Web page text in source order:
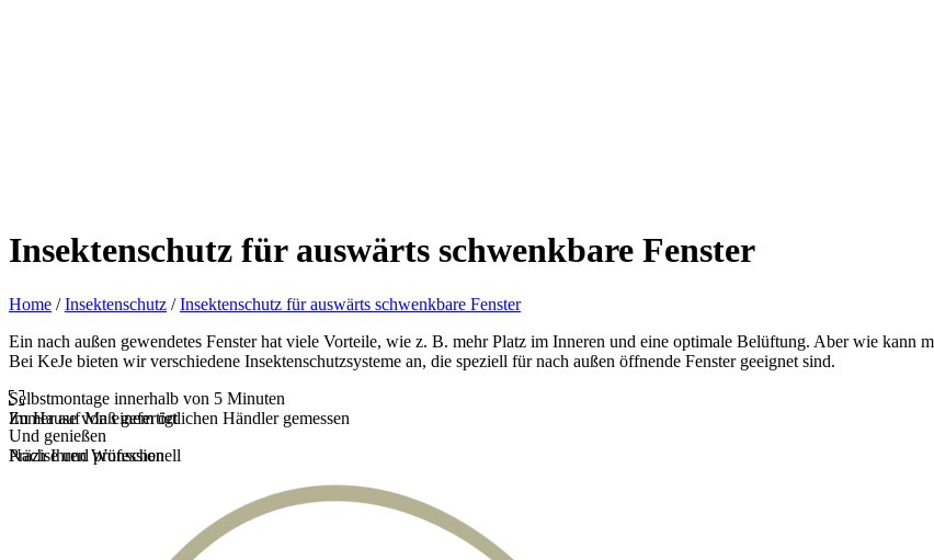
Insektenschutz für auswärts schwenkbare Fenster
Home / Insektenschutz / Insektenschutz für auswärts schwenkbare Fenster
Ein nach außen gewendetes Fenster hat viele Vorteile, wie z. B. mehr Platz im Inneren und eine optimale Belüftung. Aber wie kann
Bei KeJe bieten wir verschiedene Insektenschutzsysteme an, die speziell für nach außen öffnende Fenster geeignet sind.
Selbstmontage innerhalb von 5 Minuten
Und genießen
Zu Hause von einem örtlichen Händler gemessen
Präzise und professionell
Immer auf Maß gefertigt
Nach Ihren Wünschen